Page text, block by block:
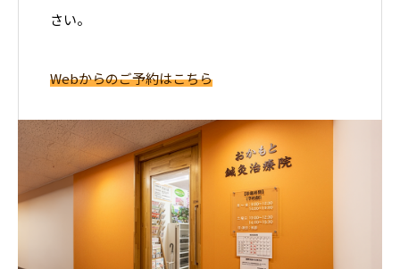
さい。
Webからのご予約はこちら